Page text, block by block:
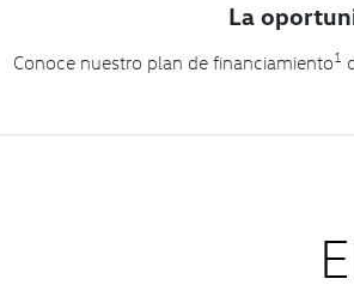
La
Conoce nuestro plan de financiamiento1